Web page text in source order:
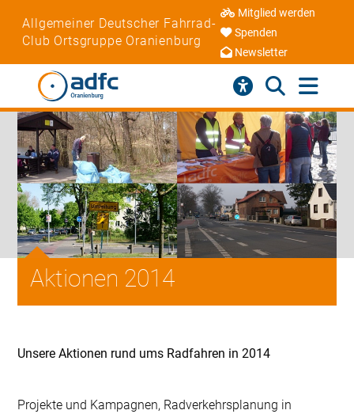
Allgemeiner Deutscher Fahrrad-
Club Ortsgruppe Oranienburg
Mitglied werden
Spenden
Newsletter
Aktionen 2014
Unsere Aktionen rund ums Radfahren in 2014
Projekte und Kampagnen, Radverkehrsplanung in